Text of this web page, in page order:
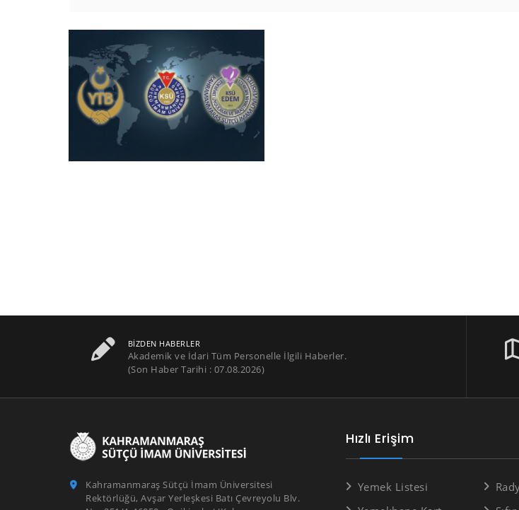
BIZDEN HABERLER
Akademik ve İdari Tüm Personelle İlgili Haberler.
(Son Haber Tarihi : 07.08.2026)
Kahramanmaraş Sütçü İmam Üniversitesi
Rektörlüğü, Avşar Yerleşkesi Batı Çevreyolu Blv.
Hızlı Erişim
Yemek Listesi